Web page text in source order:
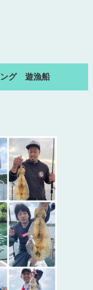
ング 遊漁船